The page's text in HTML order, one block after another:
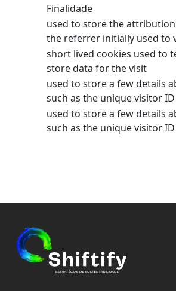
Finalidade
used to store the
the referrer initially used to
short lived cookies used to
store data for the visit
used to store a few details
such as the unique visitor ID
used to store a few details
such as the unique visitor ID